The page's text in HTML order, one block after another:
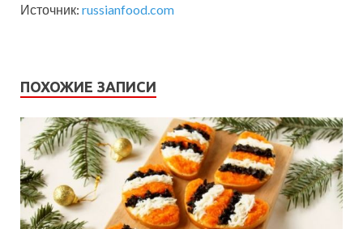
Источник: russianfood.com
ПОХОЖИЕ ЗАПИСИ